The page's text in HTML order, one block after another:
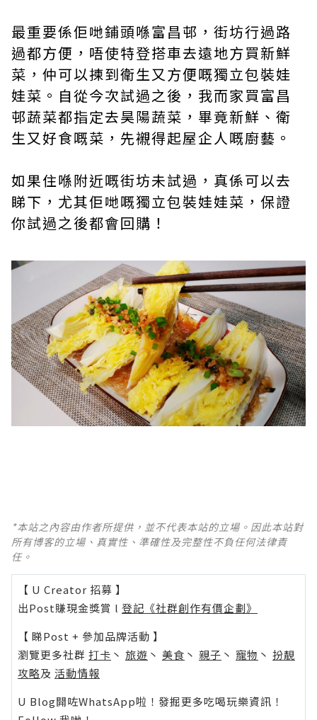
最重要係佢哋鋪頭喺富昌邨，街坊行過路
過都方便，唔使特登搭車去遠地方買新鮮
菜，仲可以揀到衛生又方便嘅獨立包裝娃
娃菜。自從今次試過之後，我而家買富昌
邨蔬菜都指定去昊陽蔬菜，畢竟新鮮、衛
生又好食嘅菜，先襯得起屋企人嘅廚藝。
如果住喺附近嘅街坊未試過，真係可以去
睇下，尤其佢哋嘅獨立包裝娃娃菜，保證
你試過之後都會回購！
*本站之內容由作者所提供，並不代表本站的立場。因此本站對
所有博客的立場、真實性、準確性及完整性不負任何法律責
任。
【 U Creator 招募 】
出Post賺現金獎賞 l 登記《社群創作有價企劃》
【 睇Post + 參加品牌活動 】
瀏覽更多社群 打卡 丶 旅遊 丶 美食 丶 親子 丶 寵物 丶 扮靚
攻略及 活動情報
U Blog開咗WhatsApp啦！發掘更多吃喝玩樂資訊！